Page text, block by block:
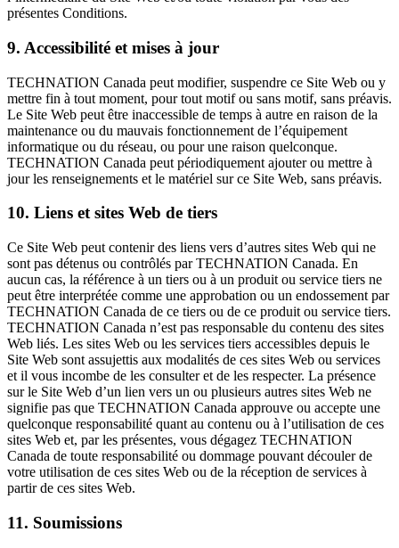
présentes Conditions.
9. Accessibilité et mises à jour
TECHNATION Canada peut modifier, suspendre ce Site Web ou y
mettre fin à tout moment, pour tout motif ou sans motif, sans préavis.
Le Site Web peut être inaccessible de temps à autre en raison de la
maintenance ou du mauvais fonctionnement de l’équipement
informatique ou du réseau, ou pour une raison quelconque.
TECHNATION Canada peut périodiquement ajouter ou mettre à
jour les renseignements et le matériel sur ce Site Web, sans préavis.
10. Liens et sites Web de tiers
Ce Site Web peut contenir des liens vers d’autres sites Web qui ne
sont pas détenus ou contrôlés par TECHNATION Canada. En
aucun cas, la référence à un tiers ou à un produit ou service tiers ne
peut être interprétée comme une approbation ou un endossement par
TECHNATION Canada de ce tiers ou de ce produit ou service tiers.
TECHNATION Canada n’est pas responsable du contenu des sites
Web liés. Les sites Web ou les services tiers accessibles depuis le
Site Web sont assujettis aux modalités de ces sites Web ou services
et il vous incombe de les consulter et de les respecter. La présence
sur le Site Web d’un lien vers un ou plusieurs autres sites Web ne
signifie pas que TECHNATION Canada approuve ou accepte une
quelconque responsabilité quant au contenu ou à l’utilisation de ces
sites Web et, par les présentes, vous dégagez TECHNATION
Canada de toute responsabilité ou dommage pouvant découler de
votre utilisation de ces sites Web ou de la réception de services à
partir de ces sites Web.
11. Soumissions